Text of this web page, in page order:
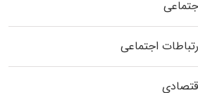
اجتماعی